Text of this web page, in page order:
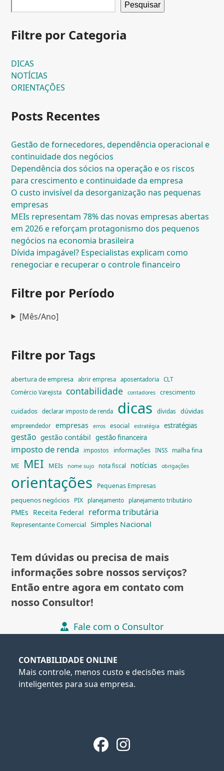
Pesquisar
Filtre por Categoria
DICAS
NOTÍCIAS
ORIENTAÇÕES
Posts Recentes
Gestão de fornecedores, dependência operacional e
continuidade dos negócios
Dependência dos sócios na operação e os riscos
para crescimento e continuidade da empresa
O custo invisível da desorganização nas pequenas
empresas
MEIs representam 78% das novas empresas abertas
em 2026 e reforçam protagonismo dos pequenos
negócios na economia brasileira
Dívida impagável? Especialistas explicam como
renegociar e recuperar o controle financeiro
Filtre por Período
[Mês/Ano]
Filtre por Tags
abertura de empresa abrir empresa aposentadoria
CLT
Comércio Varejista
contabilidade contadores crescimento
cuidados declarar imposto de renda dicas dívidas dúvidas
empreendedor empresas erros esocial estratégia estratégias
gestão gestão contábil gestão financeira
imposto de renda impostos informações INSS malha fina
ME MEI MEIs nome sujo nota fiscal notícias obrigações
orientações Pequenas Empresas
pequenos negócios PIX planejamento planejamento tributário
PMEs Receita Federal reforma tributária
Representante Comercial Simples Nacional
Tem dúvidas ou precisa de mais
informações sobre nossos serviços?
Então entre agora em contato com
nosso Consultor!
Fale com o Consultor
CONTABILIDADE ONLINE
Mais controle, menos custo e decisões mais
inteligentes para sua empresa.
Facebook
Instagram